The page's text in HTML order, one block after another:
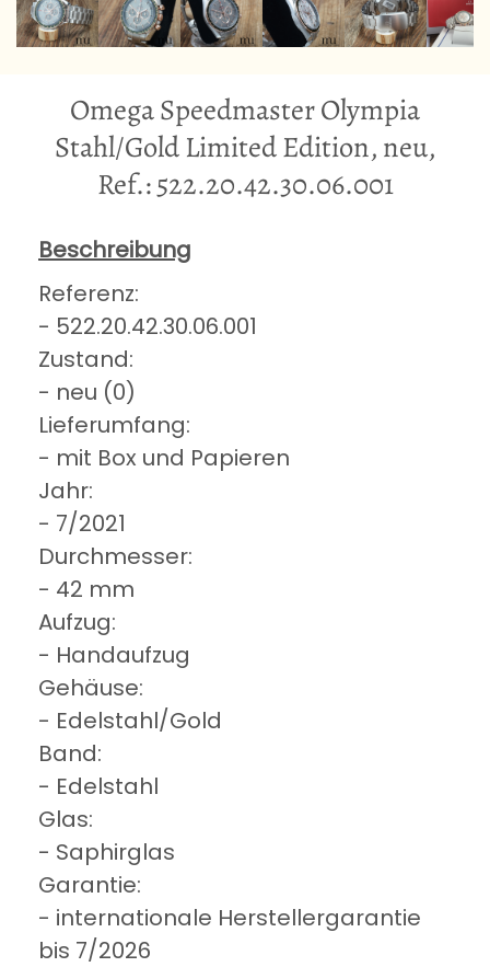
Omega Speedmaster Olympia
Stahl/Gold Limited Edition, neu,
Ref.: 522.20.42.30.06.001
Beschreibung
Referenz:
- 522.20.42.30.06.001
Zustand:
- neu (0)
Lieferumfang:
- mit Box und Papieren
Jahr:
- 7/2021
Durchmesser:
- 42 mm
Aufzug:
- Handaufzug
Gehäuse:
- Edelstahl/Gold
Band:
- Edelstahl
Glas:
- Saphirglas
Garantie:
- internationale Herstellergarantie
bis 7/2026